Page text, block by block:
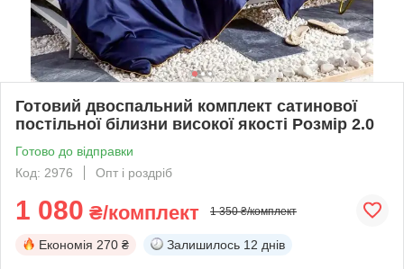
Готовий двоспальний комплект сатинової
постільної білизни високої якості Розмір 2.0
Готово до відправки
Код: 2976
Опт і роздріб
1 080 ₴/комплект 1 350 ₴/комплект
Економія 270 ₴ Залишилось 12 днів